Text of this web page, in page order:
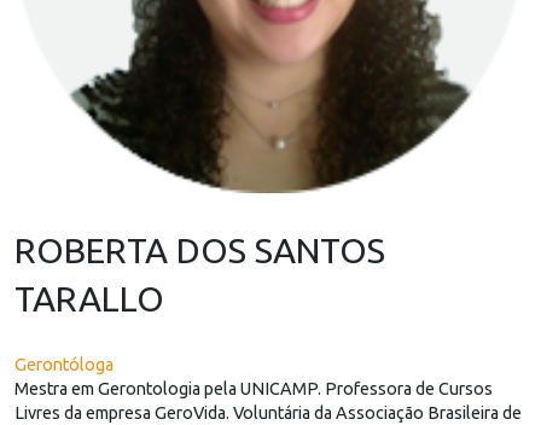
ROBERTA DOS SANTOS
TARALLO
Gerontóloga
Mestra em Gerontologia pela UNICAMP. Professora de Cursos
Livres da empresa GeroVida. Voluntária da Associação Brasileira de